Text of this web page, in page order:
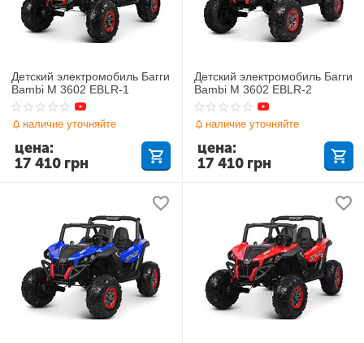
Детский электромобиль Багги
Bambi M 3602 EBLR-1
наличие уточняйте
17 410 грн
цена:
Детский электромобиль Багги
Bambi M 3602 EBLR-2
наличие уточняйте
17 410 грн
цена: